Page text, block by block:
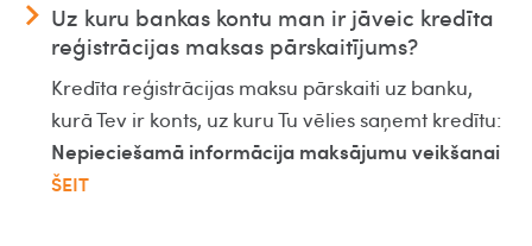
Uz kuru bankas kontu man ir jāveic kredīta
reģistrācijas maksas pārskaitījums?
Kredīta reģistrācijas maksu pārskaiti uz banku,
kurā Tev ir konts, uz kuru Tu vēlies saņemt kredītu:
Nepieciešamā informācija maksājumu veikšanai
ŠEIT